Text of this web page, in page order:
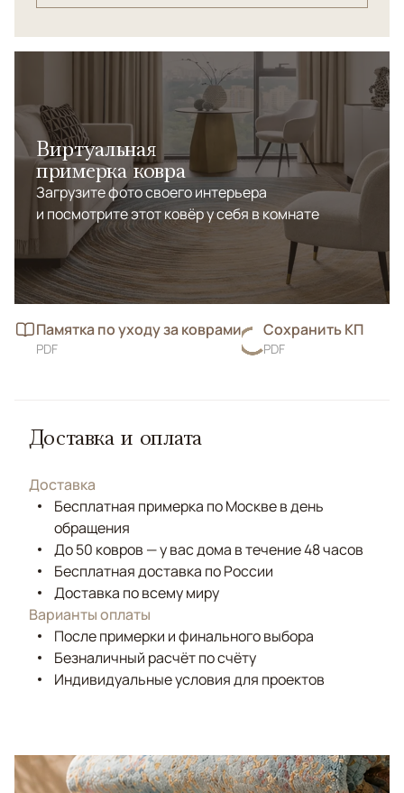
глубину. Сочетание натуральной шерсти и шелка
формирует богатую тактильную поверхность с
деликатным блеском, который подчеркивает сложную
геометрию узора и добавляет изделию благородное
Виртуальная
примерка ковра
Загрузите фото своего интерьера
и посмотрите этот ковёр у себя в комнате
Памятка по уходу за коврами
PDF
Сохранить КП
PDF
Доставка и оплата
Доставка
Бесплатная примерка по Москве в день
обращения
До 50 ковров — у вас дома в течение 48 часов
Бесплатная доставка по России
Доставка по всему миру
Варианты оплаты
После примерки и финального выбора
Безналичный расчёт по счёту
Индивидуальные условия для проектов